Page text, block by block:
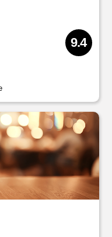
9.4